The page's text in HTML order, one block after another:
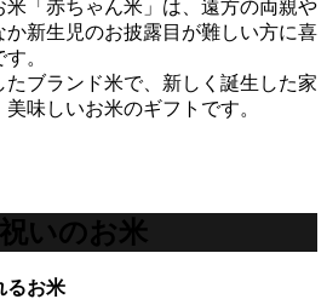
「赤ちゃん米」は、遠方の両親や
新生児のお披露目が難しい方に喜
。
ブランド米で、新しく誕生した家
味しいお米のギフトです。
いのお米
るお米